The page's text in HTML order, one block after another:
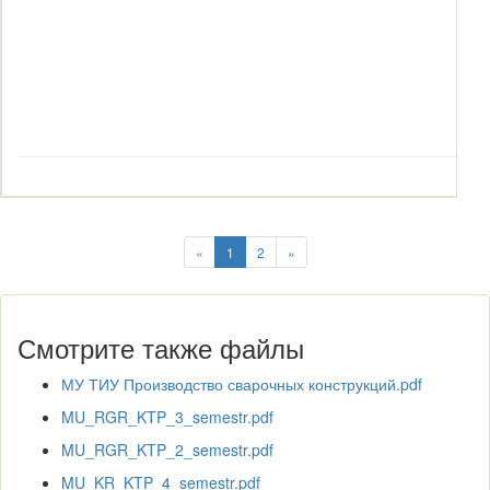
« 1 2 »
Смотрите также файлы
МУ ТИУ Производство сварочных конструкций.pdf
MU_RGR_KTP_3_semestr.pdf
MU_RGR_KTP_2_semestr.pdf
MU_KR_KTP_4_semestr.pdf